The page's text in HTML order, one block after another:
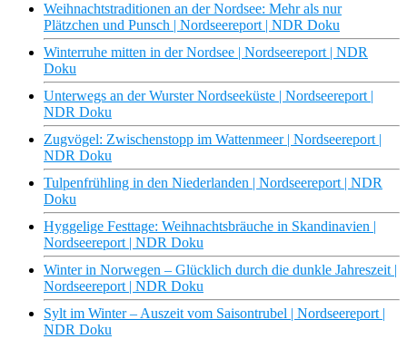
Weihnachtstraditionen an der Nordsee: Mehr als nur
Plätzchen und Punsch | Nordseereport | NDR Doku
Winterruhe mitten in der Nordsee | Nordseereport | NDR
Doku
Unterwegs an der Wurster Nordseeküste | Nordseereport |
NDR Doku
Zugvögel: Zwischenstopp im Wattenmeer | Nordseereport |
NDR Doku
Tulpenfrühling in den Niederlanden | Nordseereport | NDR
Doku
Hyggelige Festtage: Weihnachtsbräuche in Skandinavien |
Nordseereport | NDR Doku
Winter in Norwegen – Glücklich durch die dunkle Jahreszeit |
Nordseereport | NDR Doku
Sylt im Winter – Auszeit vom Saisontrubel | Nordseereport |
NDR Doku